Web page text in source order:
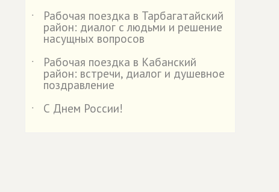
˙
Рабочая поездка в Тарбагатайский
район: диалог с людьми и решение
насущных вопросов
˙
Рабочая поездка в Кабанский
район: встречи, диалог и душевное
поздравление
˙
С Днем России!